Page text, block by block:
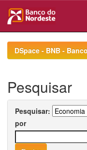
navigationDSpace - BNB -
Pesquisar
Pesquisar:
por